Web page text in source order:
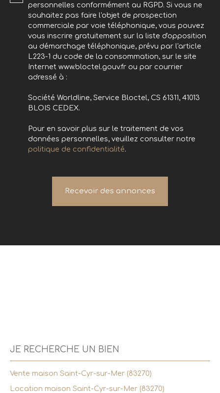
personnelles conformément au RGPD. Si vous ne
souhaitez pas faire l'objet de prospection
commerciale par voie téléphonique, vous pouvez
vous inscrire gratuitement sur la liste d'opposition
au démarchage téléphonique, prévu par l'article
L223-1 du code de la consommation, sur le site
Internet www.bloctel.gouv.fr ou par courrier
adressé à :
Société Worldline, Service Bloctel, CS 61311, 41013
BLOIS CEDEX.
Pour en savoir plus sur le traitement de vos
données personnelles, veuillez consulter notre
politique de confidentialité.
Recevoir des annonces
JE RECHERCHE UN BIEN
Vente maison Saint-Cyr-sur-Mer (83270)
Location maison Saint-Cyr-sur-Mer (83270)